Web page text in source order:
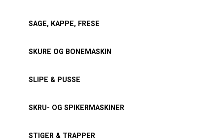
SAGE, KAPPE, FRESE
SKURE OG BONEMASKIN
SLIPE & PUSSE
SKRU- OG SPIKERMASKINER
STIGER & TRAPPER